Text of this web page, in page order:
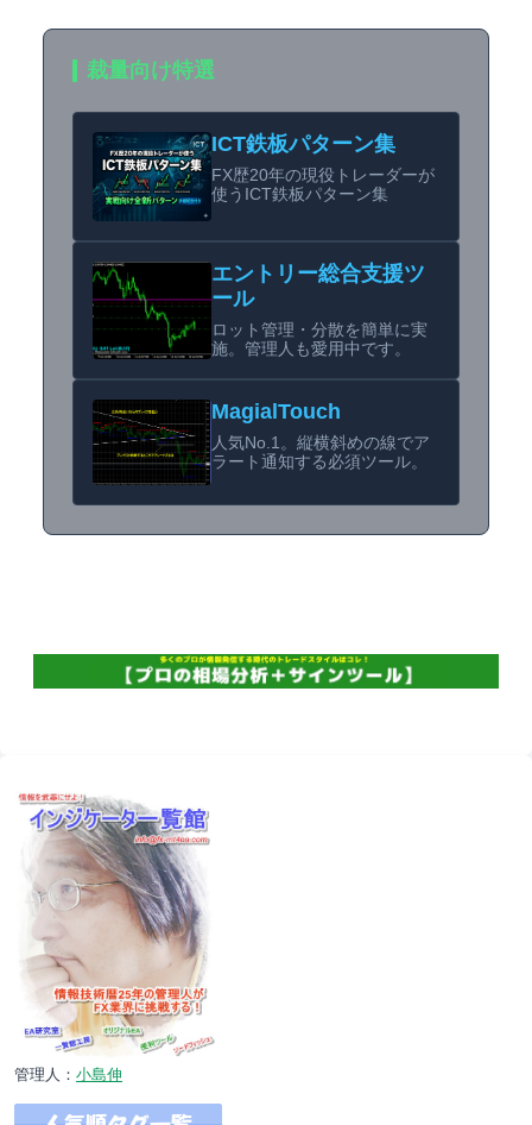
裁量向け特選
ICT鉄板パターン集
FX歴20年の現役トレーダーが
使うICT鉄板パターン集
エントリー総合支援ツ
ール
ロット管理・分散を簡単に実
施。管理人も愛用中です。
MagialTouch
人気No.1。縦横斜めの線でア
ラート通知する必須ツール。
管理人： 小島伸